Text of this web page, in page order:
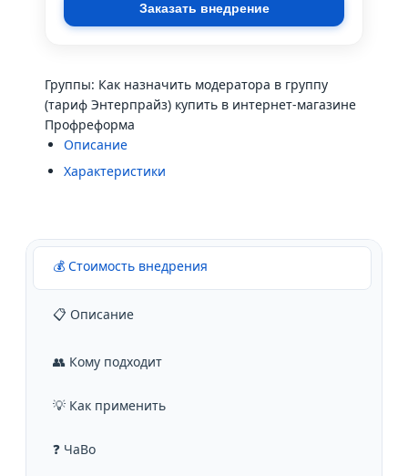
Заказать внедрение
Группы: Как назначить модератора в группу
(тариф Энтерпрайз) купить в интернет-магазине
Профреформа
Описание
Характеристики
💰 Стоимость внедрения
📋 Описание
👥 Кому подходит
💡 Как применить
❓ ЧаВо